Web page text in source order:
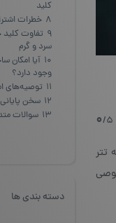
0/5
تتر
کلید
8 خطرات
9 تفاوت
سرد و گرم
10 آیا
وجود دارد؟
11 توصیه‌های
12 سخن پایانی
13 سوالات
دسته بندی ها